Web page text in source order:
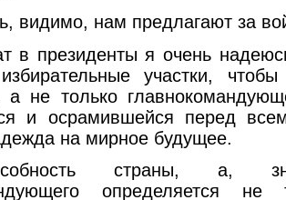
видимо, нам предлагают за
в президенты я очень
участки,
а не только
и осрамившейся перед
на мирное будущее.
страны, а,
определяется не